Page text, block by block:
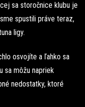
sa storočnice klubu je
spustili práve teraz,
ligy.
osvojíte a ľahko sa
sa môžu napriek
nedostatky, ktoré